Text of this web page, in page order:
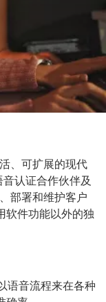
、可扩展的现代
认证合作伙伴及
部署和维护客户
软件功能以外的独
语音流程来在各种